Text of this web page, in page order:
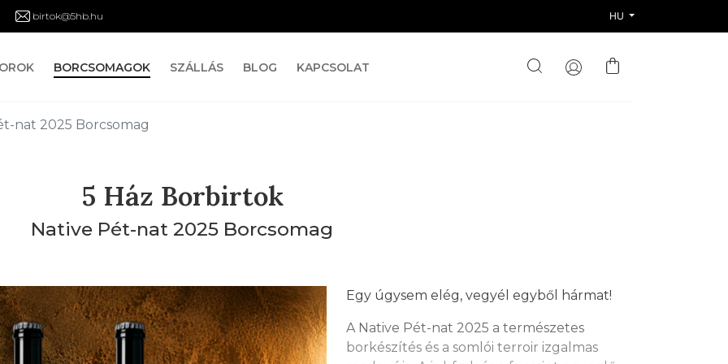
birtok@5hb.hu HU
BORCSOMAGOK SZÁLLÁS BLOG KAPCSOLAT
nat 2025 Borcsomag
5 Ház Borbirtok
Native Pét-nat 2025 Borcsomag
Egy úgysem elég, vegyél egyből hármat!
A Native Pét-nat 2025 a természetes
borkészítés és a somlói terroir izgalmas